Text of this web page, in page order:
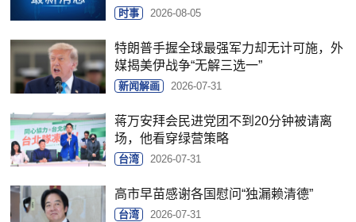
时事 2026-08-05
特朗普手握全球最强军力却无计可施，外
媒揭美伊战争“无解三选一”
新闻解画 2026-07-31
蒋万安拜会民进党团不到20分钟被请离
场，他看穿绿营策略
台湾 2026-07-31
高市早苗感谢各国慰问“独漏赖清德”
台湾 2026-07-31